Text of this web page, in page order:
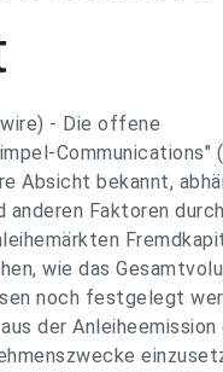
- Die offene
Communications"
Absicht bekannt,
anderen Faktoren
wie das
noch festgelegt
der